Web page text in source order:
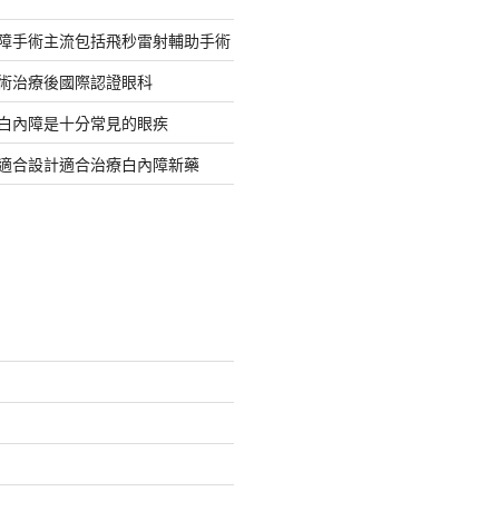
手術主流包括飛秒雷射輔助手術
治療後國際認證眼科
內障是十分常見的眼疾
合設計適合治療白內障新藥